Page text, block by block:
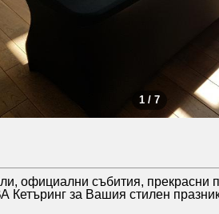
1 / 7
официални събития, прекрасни
за Вашия стилен